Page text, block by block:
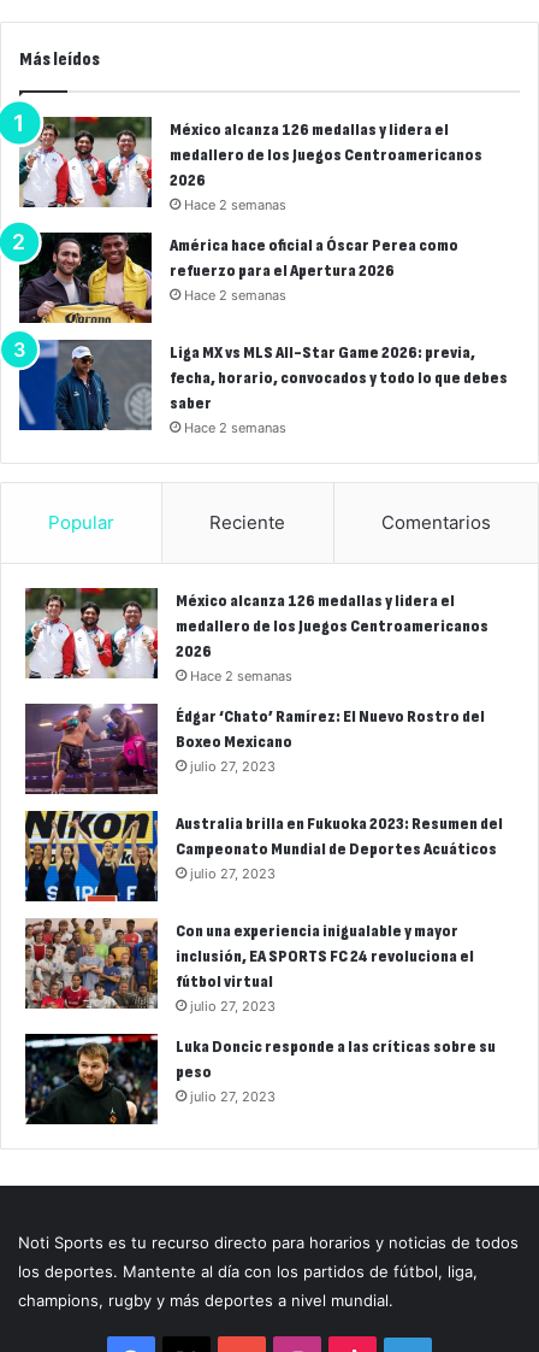
Más leídos
México alcanza 126 medallas y lidera el
medallero de los Juegos Centroamericanos
2026
Hace 2 semanas
América hace oficial a Óscar Perea como
refuerzo para el Apertura 2026
Hace 2 semanas
Liga MX vs MLS All-Star Game 2026: previa,
fecha, horario, convocados y todo lo que debes
saber
Hace 2 semanas
Popular Reciente Comentarios
México alcanza 126 medallas y lidera el
medallero de los Juegos Centroamericanos
2026
Hace 2 semanas
Édgar ‘Chato’ Ramírez: El Nuevo Rostro del
Boxeo Mexicano
julio 27, 2023
Australia brilla en Fukuoka 2023: Resumen del
Campeonato Mundial de Deportes Acuáticos
julio 27, 2023
Con una experiencia inigualable y mayor
inclusión, EA SPORTS FC 24 revoluciona el
fútbol virtual
julio 27, 2023
Luka Doncic responde a las críticas sobre su
peso
julio 27, 2023
Noti Sports es tu recurso directo para horarios y noticias de todos
los deportes. Mantente al día con los partidos de fútbol, liga,
champions, rugby y más deportes a nivel mundial.